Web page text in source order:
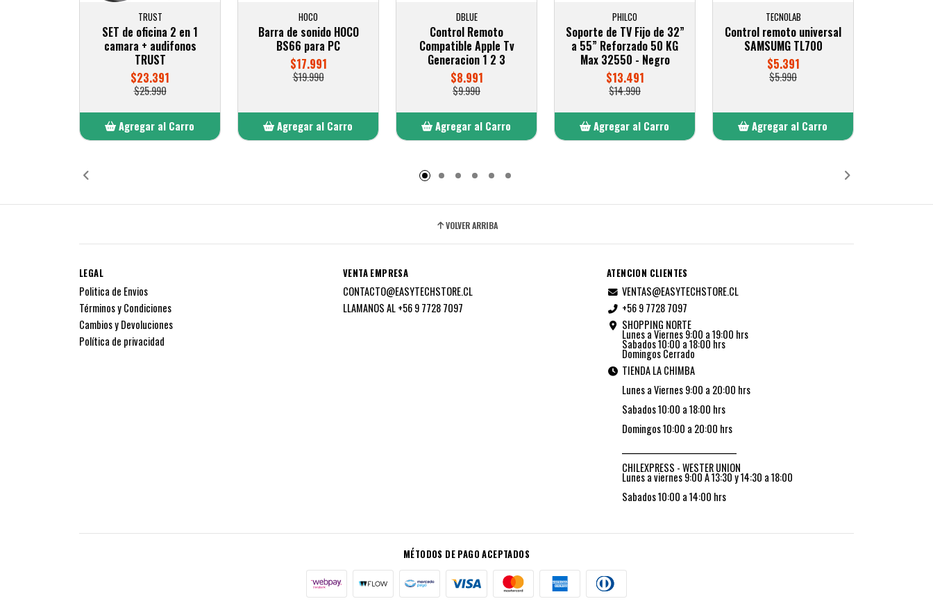
TRUST
SET de oficina 2 en 1
camara + audifonos
TRUST
$23.391
$25.990
Agregar al Carro
HOCO
Barra de sonido HOCO
BS66 para PC
$17.991
$19.990
Agregar al Carro
DBLUE
Control Remoto
Compatible Apple Tv
Generacion 1 2 3
$8.991
$9.990
Agregar al Carro
PHILCO
Soporte de TV Fijo de 32”
a 55” Reforzado 50 KG
Max 32550 - Negro
$13.491
$14.990
Agregar al Carro
TECNOLAB
Control remoto universal
SAMSUMG TL700
$5.391
$5.990
Agregar al Carro
VOLVER ARRIBA
LEGAL
Politica de Envios
Términos y Condiciones
Cambios y Devoluciones
Política de privacidad
VENTA EMPRESA
CONTACTO@EASYTECHSTORE.CL
LLAMANOS AL +56 9 7728 7097
ATENCION CLIENTES
VENTAS@EASYTECHSTORE.CL
+56 9 7728 7097
SHOPPING NORTE
Lunes a Viernes 9:00 a 19:00 hrs
Sabados 10:00 a 18:00 hrs
Domingos Cerrado
TIENDA LA CHIMBA
Lunes a Viernes 9:00 a 20:00 hrs
Sabados 10:00 a 18:00 hrs
Domingos 10:00 a 20:00 hrs
CHILEXPRESS - WESTER UNION
Lunes a viernes 9:00 A 13:30 y 14:30 a 18:00
Sabados 10:00 a 14:00 hrs
MÉTODOS DE PAGO ACEPTADOS